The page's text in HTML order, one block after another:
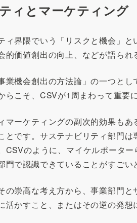
ィとマーケティング
ィ界隈でいう「リスクと機会」
的価値創出の向上、などが語ら
業機会創出の方法論」の一つと
らこそ、CSVが1周まわって重要
マーケティングの副次的効果も
とです。サステナビリティ部門
CSVのように、マイケルポータ
門で認識できていることがすごい
の崇高な考え方から、事業部門
活かすこと、またはその逆の発